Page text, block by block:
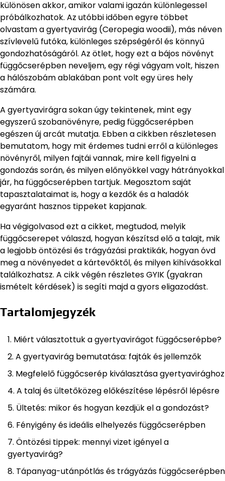
különösen akkor, amikor valami igazán különlegessel
próbálkozhatok. Az utóbbi időben egyre többet
olvastam a gyertyavirág (Ceropegia woodii), más néven
szívlevelű futóka, különleges szépségéről és könnyű
gondozhatóságáról. Az ötlet, hogy ezt a bájos növényt
függőcserépben neveljem, egy régi vágyam volt, hiszen
a hálószobám ablakában pont volt egy üres hely
számára.
A gyertyavirágra sokan úgy tekintenek, mint egy
egyszerű szobanövényre, pedig függőcserépben
egészen új arcát mutatja. Ebben a cikkben részletesen
bemutatom, hogy mit érdemes tudni erről a különleges
növényről, milyen fajtái vannak, mire kell figyelni a
gondozás során, és milyen előnyökkel vagy hátrányokkal
jár, ha függőcserépben tartjuk. Megosztom saját
tapasztalataimat is, hogy a kezdők és a haladók
egyaránt hasznos tippeket kapjanak.
Ha végigolvasod ezt a cikket, megtudod, melyik
függőcserepet válaszd, hogyan készítsd elő a talajt, mik
a legjobb öntözési és trágyázási praktikák, hogyan óvd
meg a növényedet a kártevőktől, és milyen kihívásokkal
találkozhatsz. A cikk végén részletes GYIK (gyakran
ismételt kérdések) is segíti majd a gyors eligazodást.
Tartalomjegyzék
Miért választottuk a gyertyavirágot függőcserépbe?
A gyertyavirág bemutatása: fajták és jellemzők
Megfelelő függőcserép kiválasztása gyertyavirághoz
A talaj és ültetőközeg előkészítése lépésről lépésre
Ültetés: mikor és hogyan kezdjük el a gondozást?
Fényigény és ideális elhelyezés függőcserépben
Öntözési tippek: mennyi vizet igényel a
gyertyavirág?
Tápanyag-utánpótlás és trágyázás függőcserépben